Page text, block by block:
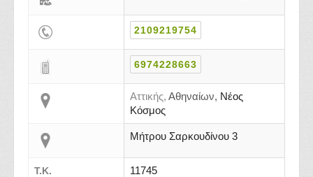
2109219754
6974228663
Αττικής, Αθηναίων, Νέος
Κόσμος
Μήτρου Σαρκουδίνου 3
Τ.Κ. 11745